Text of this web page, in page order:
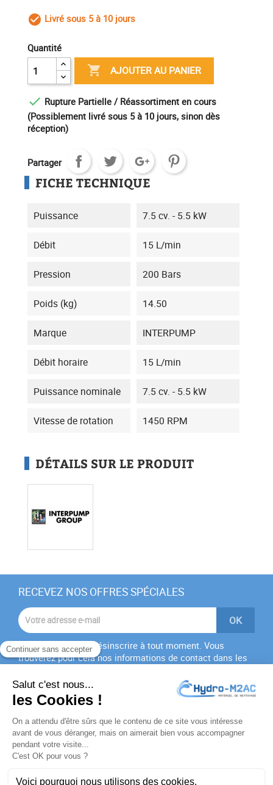
check_circle_outline
Livré sous 5 à 10 jours
Quantité
 AJOUTER AU PANIER
 Rupture Partielle / Réassortiment en cours
(Possiblement livré sous 5 à 10 jours, sinon dès
réception)
Partager
FICHE TECHNIQUE
Puissance 7.5 cv. - 5.5 kW
Débit 15 L/min
Pression 200 Bars
Poids (kg) 14.50
Marque INTERPUMP
Débit horaire 15 L/min
Puissance nominale 7.5 cv. - 5.5 kW
Vitesse de rotation 1450 RPM
DÉTAILS SUR LE PRODUIT
RECEVEZ NOS OFFRES SPÉCIALES
Vous pouvez vous désinscrire à tout moment. Vous
trouverez pour cela nos informations de contact dans les
J'accepte lesconditions générales
politique de
confidentialité
PRODUITS